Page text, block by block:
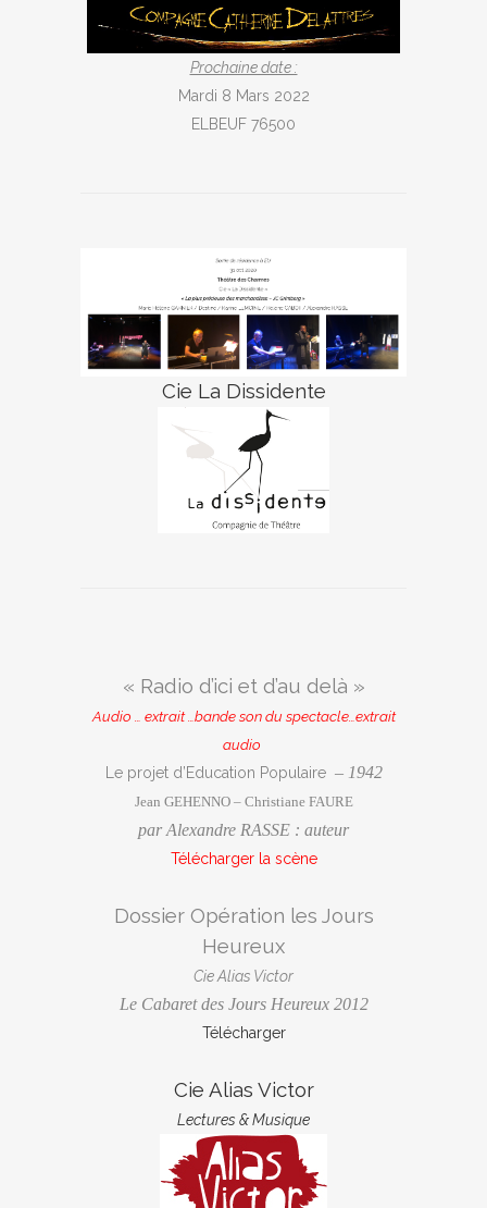
Prochaine date :
Mardi 8 Mars 2022
ELBEUF 76500
Cie La Dissidente
« Radio d’ici et d’au delà »
Audio … extrait …bande son du spectacle…extrait
audio
Le projet d’Education Populaire– 1942
Jean GEHENNO – Christiane FAURE
par Alexandre RASSE : auteur
Télécharger la scène
Dossier Opération les Jours
Heureux
Cie Alias Victor
Le Cabaret des Jours Heureux 2012
Télécharger
Cie Alias Victor
Lectures & Musique